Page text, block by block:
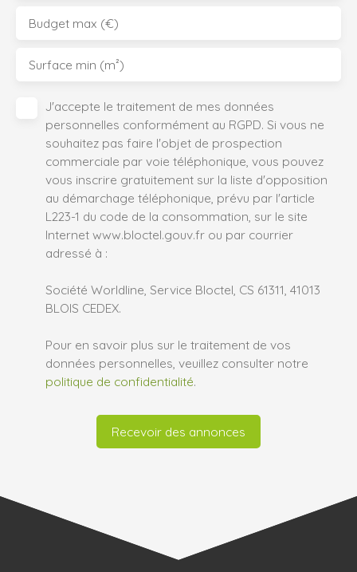
Budget max (€)
Surface min (m²)
J'accepte le traitement de mes données
personnelles conformément au RGPD. Si vous ne
souhaitez pas faire l'objet de prospection
commerciale par voie téléphonique, vous pouvez
vous inscrire gratuitement sur la liste d'opposition
au démarchage téléphonique, prévu par l'article
L223-1 du code de la consommation, sur le site
Internet www.bloctel.gouv.fr ou par courrier
adressé à :
Société Worldline, Service Bloctel, CS 61311, 41013
BLOIS CEDEX.
Pour en savoir plus sur le traitement de vos
données personnelles, veuillez consulter notre
politique de confidentialité.
Recevoir des annonces